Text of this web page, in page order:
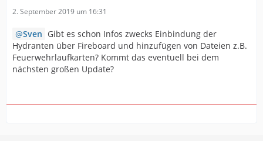
2. September 2019 um 16:31
Sven Gibt es schon Infos zwecks Einbindung der
Hydranten über Fireboard und hinzufügen von Dateien z.B.
Feuerwehrlaufkarten? Kommt das eventuell bei dem
nächsten großen Update?